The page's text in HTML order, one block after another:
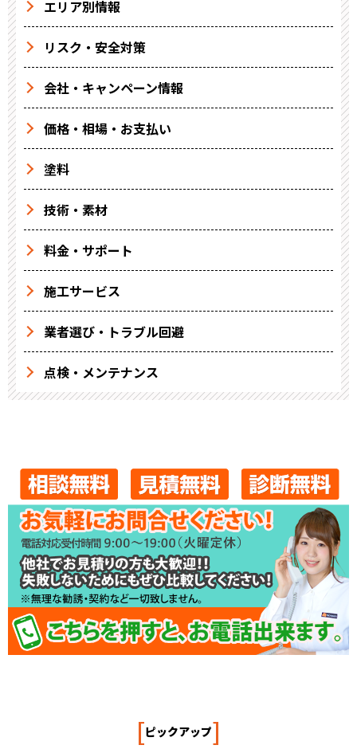
エリア別情報
リスク・安全対策
会社・キャンペーン情報
価格・相場・お支払い
塗料
技術・素材
料金・サポート
施工サービス
業者選び・トラブル回避
点検・メンテナンス
[ピックアップ]